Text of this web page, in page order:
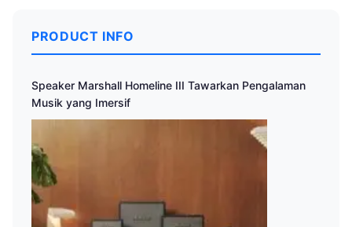
PRODUCT INFO
Speaker Marshall Homeline III Tawarkan Pengalaman
Musik yang Imersif